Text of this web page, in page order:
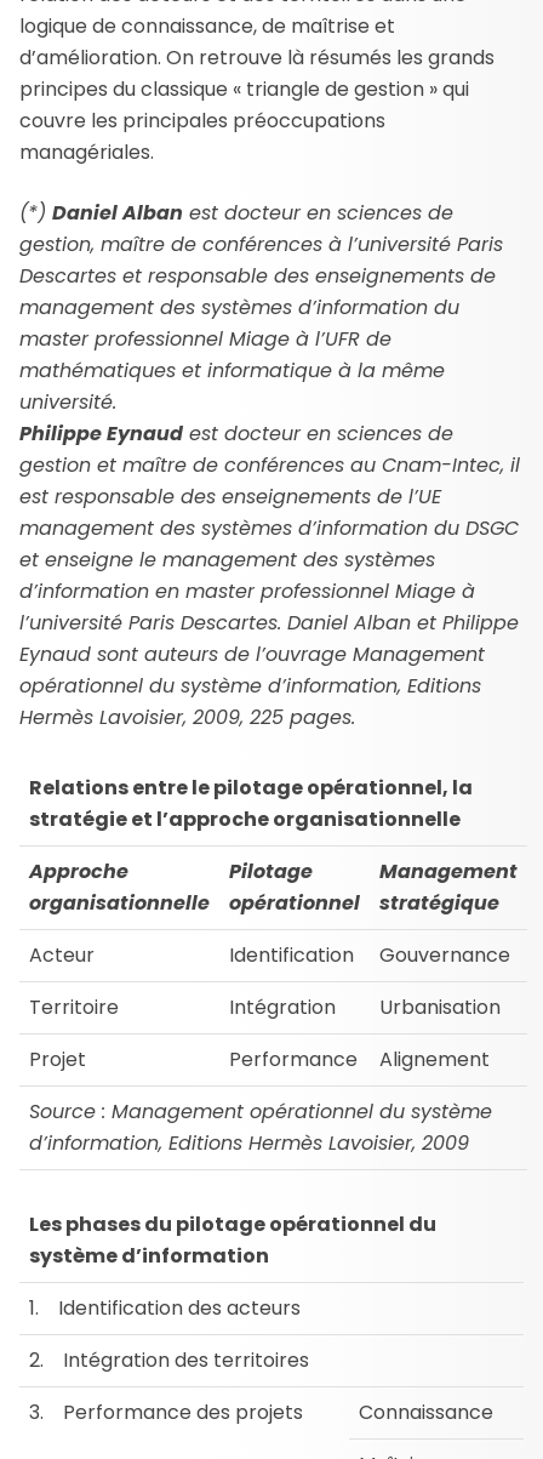
logique de connaissance, de maîtrise et
d’amélioration. On retrouve là résumés les grands
principes du classique « triangle de gestion » qui
couvre les principales préoccupations
managériales.
(*) Daniel Alban est docteur en sciences de
gestion, maître de conférences à l’université Paris
Descartes et responsable des enseignements de
management des systèmes d’information du
master professionnel Miage à l’UFR de
mathématiques et informatique à la même
université.
Philippe Eynaud est docteur en sciences de
gestion et maître de conférences au Cnam-Intec, il
est responsable des enseignements de l’UE
management des systèmes d’information du DSGC
et enseigne le management des systèmes
d’information en master professionnel Miage à
l’université Paris Descartes. Daniel Alban et Philippe
Eynaud sont auteurs de l’ouvrage Management
opérationnel du système d’information, Editions
Hermès Lavoisier, 2009, 225 pages.
Relations entre le pilotage opérationnel, la
stratégie et l’approche organisationnelle
Approche
organisationnelle
Pilotage
opérationnel
Management
stratégique
Acteur
Identification
Gouvernance
Territoire
Intégration
Urbanisation
Projet
Performance
Alignement
Source : Management opérationnel du système
d’information, Editions Hermès Lavoisier, 2009
Les phases du pilotage opérationnel du
système d’information
1. Identification des acteurs
2. Intégration des territoires
3. Performance des projets
Connaissance